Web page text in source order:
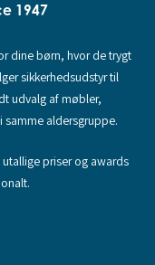
1947
dine børn, hvor de trygt
sikkerhedsudstyr til
udvalg af møbler,
aldersgruppe.
priser og awards